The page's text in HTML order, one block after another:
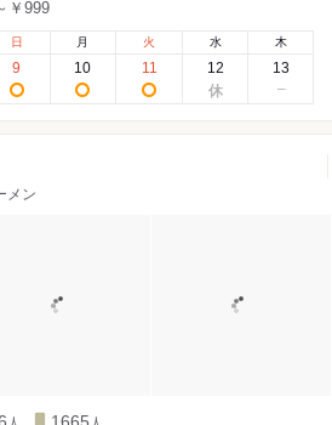
￥999
日
9
月
10
火
11
水
12
木
13
メン